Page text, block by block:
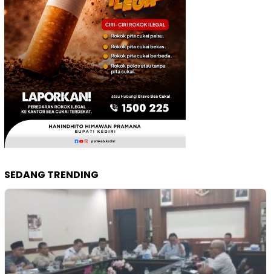
SEDANG TRENDING